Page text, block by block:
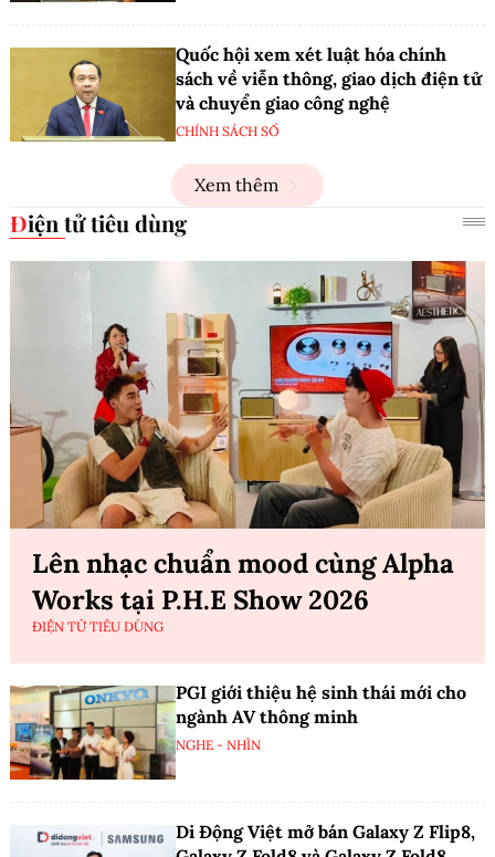
Quốc hội xem xét luật hóa chính
sách về viễn thông, giao dịch điện tử
và chuyển giao công nghệ
CHÍNH SÁCH SỐ
Xem thêm
Điện tử tiêu dùng
Lên nhạc chuẩn mood cùng Alpha
Works tại P.H.E Show 2026
ĐIỆN TỬ TIÊU DÙNG
PGI giới thiệu hệ sinh thái mới cho
ngành AV thông minh
NGHE - NHÌN
Di Động Việt mở bán Galaxy Z Flip8,